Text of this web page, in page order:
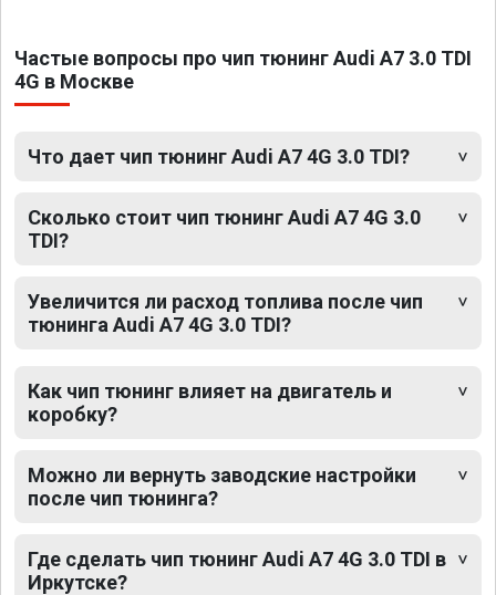
Частые вопросы про чип тюнинг Audi A7 3.0 TDI
4G в Москве
Что дает чип тюнинг Audi A7 4G 3.0 TDI?
Сколько стоит чип тюнинг Audi A7 4G 3.0
TDI?
Увеличится ли расход топлива после чип
тюнинга Audi A7 4G 3.0 TDI?
Как чип тюнинг влияет на двигатель и
коробку?
Можно ли вернуть заводские настройки
после чип тюнинга?
Где сделать чип тюнинг Audi A7 4G 3.0 TDI в
Иркутске?